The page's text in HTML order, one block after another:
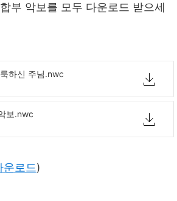
부 악보를 모두 다운로드 받으세
하신 주님.nwc
보.nwc
운로드)